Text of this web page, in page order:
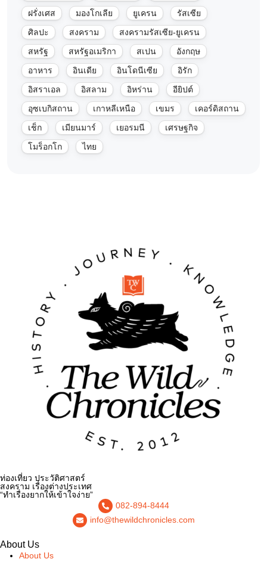
ฝรั่งเศส
มองโกเลีย ยูเครน
รัสเซีย
ศิลปะ
สงคราม
สงครามรัสเซีย-ยูเครน
สหรัฐ
สหรัฐอเมริกา สเปน
อังกฤษ
อาหาร
อินเดีย อินโดนีเซีย
อิรัก
อิสราเอล
อิสลาม อิหร่าน
อียิปต์
อุซเบกิสถาน
เกาหลีเหนือ เขมร
เคอร์ดิสถาน
เช็ก
เมียนมาร์ เยอรมนี
เศรษฐกิจ
โมร็อกโก
ไทย
ท่องเที่ยว ประวัติศาสตร์
สงคราม เรื่องต่างประเทศ
“ทำเรื่องยากให้เข้าใจง่าย”
082-894-8444
info@thewildchronicles.com
About Us
About Us